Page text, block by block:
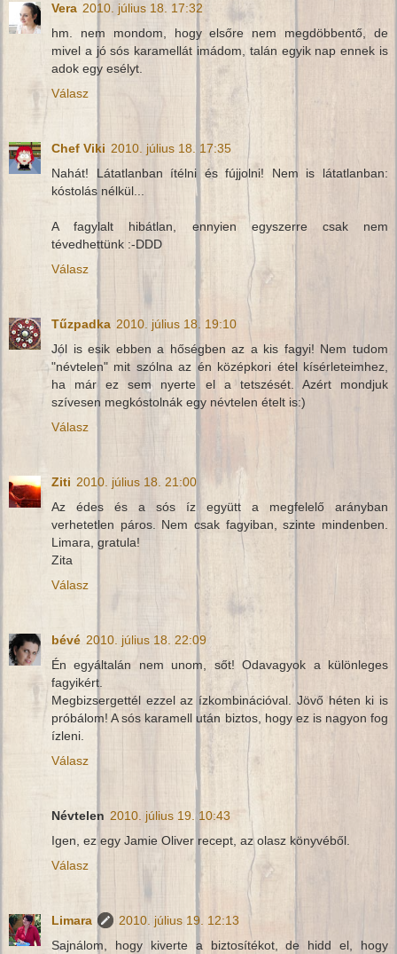
Vera 2010. július 18. 17:32
hm. nem mondom, hogy elsőre nem megdöbbentő, de
mivel a jó sós karamellát imádom, talán egyik nap ennek is
adok egy esélyt.
Válasz
Chef Viki 2010. július 18. 17:35
Nahát! Látatlanban ítélni és fújjolni! Nem is látatlanban:
kóstolás nélkül...
A fagylalt hibátlan, ennyien egyszerre csak nem
tévedhettünk :-DDD
Válasz
Tűzpadka 2010. július 18. 19:10
Jól is esik ebben a hőségben az a kis fagyi! Nem tudom
"névtelen" mit szólna az én középkori étel kísérleteimhez,
ha már ez sem nyerte el a tetszését. Azért mondjuk
szívesen megkóstolnák egy névtelen ételt is:)
Válasz
Ziti 2010. július 18. 21:00
Az édes és a sós íz együtt a megfelelő arányban
verhetetlen páros. Nem csak fagyiban, szinte mindenben.
Limara, gratula!
Zita
Válasz
bévé 2010. július 18. 22:09
Én egyáltalán nem unom, sőt! Odavagyok a különleges
fagyikért.
Megbizsergettél ezzel az ízkombinációval. Jövő héten ki is
próbálom! A sós karamell után biztos, hogy ez is nagyon fog
ízleni.
Válasz
Névtelen 2010. július 19. 10:43
Igen, ez egy Jamie Oliver recept, az olasz könyvéből.
Válasz
Limara
2010. július 19. 12:13
Sajnálom, hogy kiverte a biztosítékot, de hidd el, hogy